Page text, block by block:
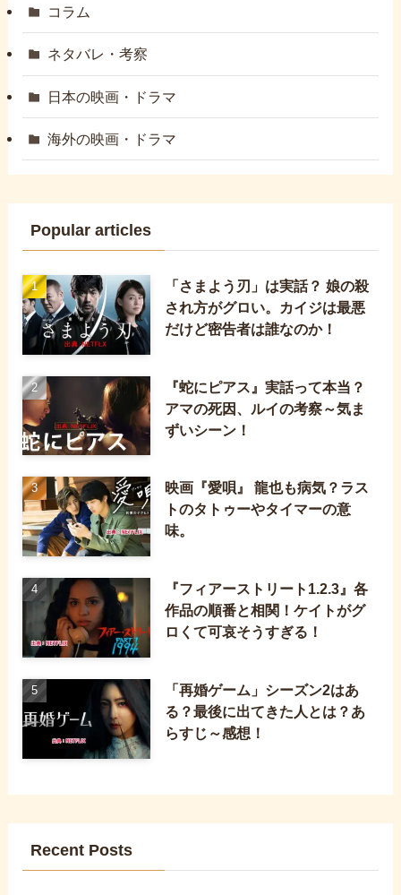
コラム
ネタバレ・考察
日本の映画・ドラマ
海外の映画・ドラマ
Popular articles
「さまよう刃」は実話？ 娘の殺
され方がグロい。カイジは最悪
だけど密告者は誰なのか！
『蛇にピアス』実話って本当？
アマの死因、ルイの考察～気ま
ずいシーン！
映画『愛唄』 龍也も病気？ラス
トのタトゥーやタイマーの意
味。
『フィアーストリート1.2.3』各
作品の順番と相関！ケイトがグ
ロくて可哀そうすぎる！
「再婚ゲーム」シーズン2はあ
る？最後に出てきた人とは？あ
らすじ～感想！
Recent Posts